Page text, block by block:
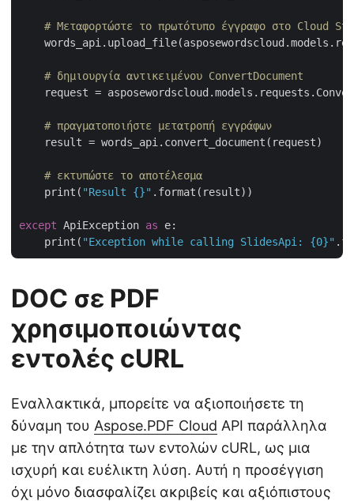
# Μεταφορτώστε το πρωτότυπο έγγραφο στο Cloud
# δημιουργία αντικειμένου ConvertDocument
request =
# πραγματοποιήστε μετατροπή εγγράφων
    result = words_api.convert_document(request)
# εκτυπώστε το αποτέλεσμα
    print(
"Result {}" .format(result))
except ApiException as e:
    print(
"Exception while calling SlidesApi: {0}"
DOC σε PDF
χρησιμοποιώντας
εντολές cURL
Εναλλακτικά, μπορείτε να αξιοποιήσετε τη
δύναμη του Aspose.PDF Cloud API παράλληλα
με την απλότητα των εντολών cURL, ως μια
ισχυρή και ευέλικτη λύση. Αυτή η προσέγγιση
όχι μόνο διασφαλίζει ακριβείς και αξιόπιστους